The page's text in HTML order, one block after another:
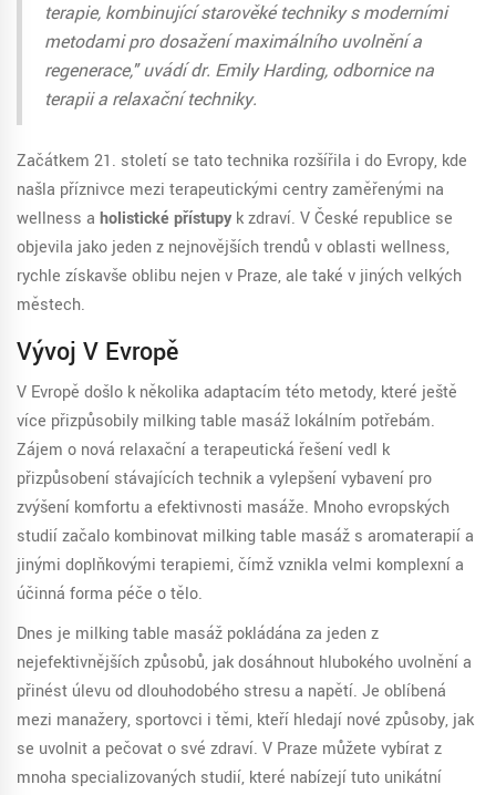
terapie, kombinující starověké techniky s moderními
metodami pro dosažení maximálního uvolnění a
regenerace," uvádí dr. Emily Harding, odbornice na
terapii a relaxační techniky.
Začátkem 21. století se tato technika rozšířila i do Evropy, kde
našla příznivce mezi terapeutickými centry zaměřenými na
wellness a holistické přístupy k zdraví. V České republice se
objevila jako jeden z nejnovějších trendů v oblasti wellness,
rychle získavše oblibu nejen v Praze, ale také v jiných velkých
městech.
Vývoj V Evropě
V Evropě došlo k několika adaptacím této metody, které ještě
více přizpůsobily milking table masáž lokálním potřebám.
Zájem o nová relaxační a terapeutická řešení vedl k
přizpůsobení stávajících technik a vylepšení vybavení pro
zvýšení komfortu a efektivnosti masáže. Mnoho evropských
studií začalo kombinovat milking table masáž s aromaterapií a
jinými doplňkovými terapiemi, čímž vznikla velmi komplexní a
účinná forma péče o tělo.
Dnes je milking table masáž pokládána za jeden z
nejefektivnějších způsobů, jak dosáhnout hlubokého uvolnění a
přinést úlevu od dlouhodobého stresu a napětí. Je oblíbená
mezi manažery, sportovci i těmi, kteří hledají nové způsoby, jak
se uvolnit a pečovat o své zdraví. V Praze můžete vybírat z
mnoha specializovaných studií, které nabízejí tuto unikátní